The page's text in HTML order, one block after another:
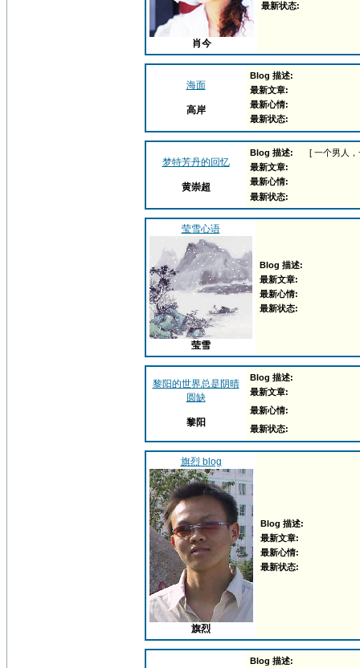
肖今
最新状态:
海面
高岸
Blog 描述:
最新文章:
最新心情:
最新状态:
梦特芳丹的回忆
黄崇超
Blog 描述:
[ 一个男人
最新文章:
最新心情:
最新状态:
莹雪心语
莹雪
Blog 描述:
最新文章:
最新心情:
最新状态:
黎阳的世界总是阴晴
圆缺
黎阳
Blog 描述:
最新文章:
最新心情:
最新状态:
旗烈 blog
旗烈
Blog 描述:
最新文章:
最新心情:
最新状态:
Blog 描述: